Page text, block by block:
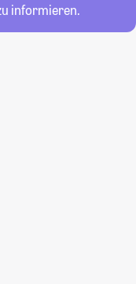
informieren.